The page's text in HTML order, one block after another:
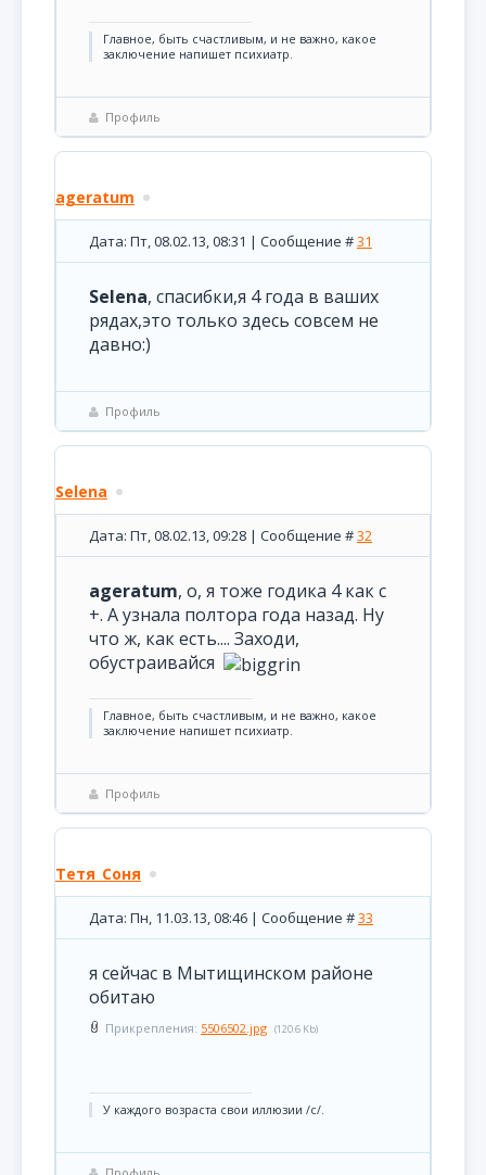
Главное, быть счастливым, и не важно, какое
заключение напишет психиатр.
Профиль
ageratum
Дата: Пт, 08.02.13, 08:31 | Сообщение #31
Selena, спасибки,я 4 года в ваших
рядах,это только здесь совсем не
давно:)
Профиль
Selena
Дата: Пт, 08.02.13, 09:28 | Сообщение #32
ageratum, о, я тоже годика 4 как с
+. А узнала полтора года назад. Ну
что ж, как есть.... Заходи,
обустраивайся
Главное, быть счастливым, и не важно, какое
заключение напишет психиатр.
Профиль
Тетя_Соня
Дата: Пн, 11.03.13, 08:46 | Сообщение #33
я сейчас в Мытищинском районе
обитаю
Прикрепления: 5506502.jpg (120.6 Kb)
У каждого возраста свои иллюзии /с/.